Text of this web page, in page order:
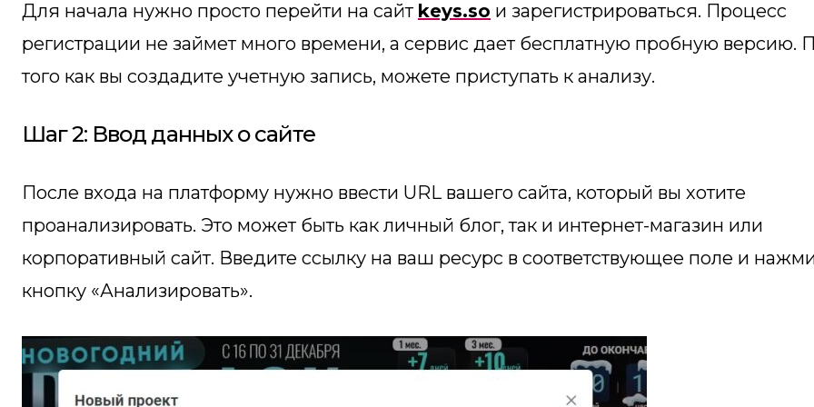
Для начала нужно просто перейти на сайт keys.so и зарегистрироваться. Процесс
регистрации не займет много времени, а сервис дает бесплатную пробную версию.
того как вы создадите учетную запись, можете приступать к анализу.
Шаг 2: Ввод данных о сайте
После входа на платформу нужно ввести URL вашего сайта, который вы хотите
проанализировать. Это может быть как личный блог, так и интернет-магазин или
корпоративный сайт. Введите ссылку на ваш ресурс в соответствующее поле и
кнопку «Анализировать».